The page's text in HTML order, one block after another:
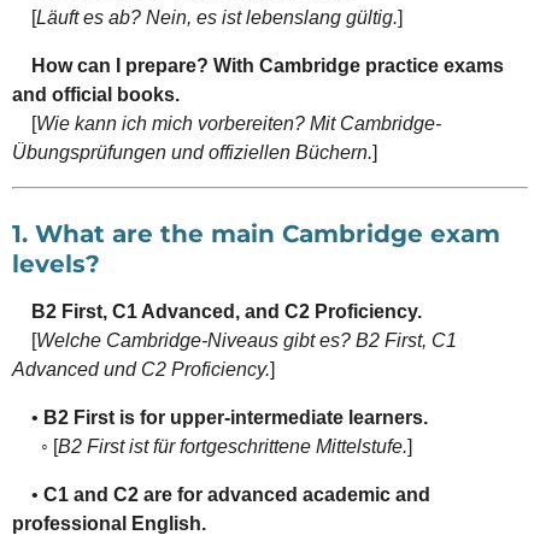
[Läuft es ab? Nein, es ist lebenslang gültig.]
How can I prepare? With Cambridge practice exams
and official books.
[Wie kann ich mich vorbereiten? Mit Cambridge-
Übungsprüfungen und offiziellen Büchern.]
1. What are the main Cambridge exam
levels?
B2 First, C1 Advanced, and C2 Proficiency.
[Welche Cambridge-Niveaus gibt es? B2 First, C1
Advanced und C2 Proficiency.]
• B2 First is for upper-intermediate learners.
◦ [B2 First ist für fortgeschrittene Mittelstufe.]
• C1 and C2 are for advanced academic and
professional English.